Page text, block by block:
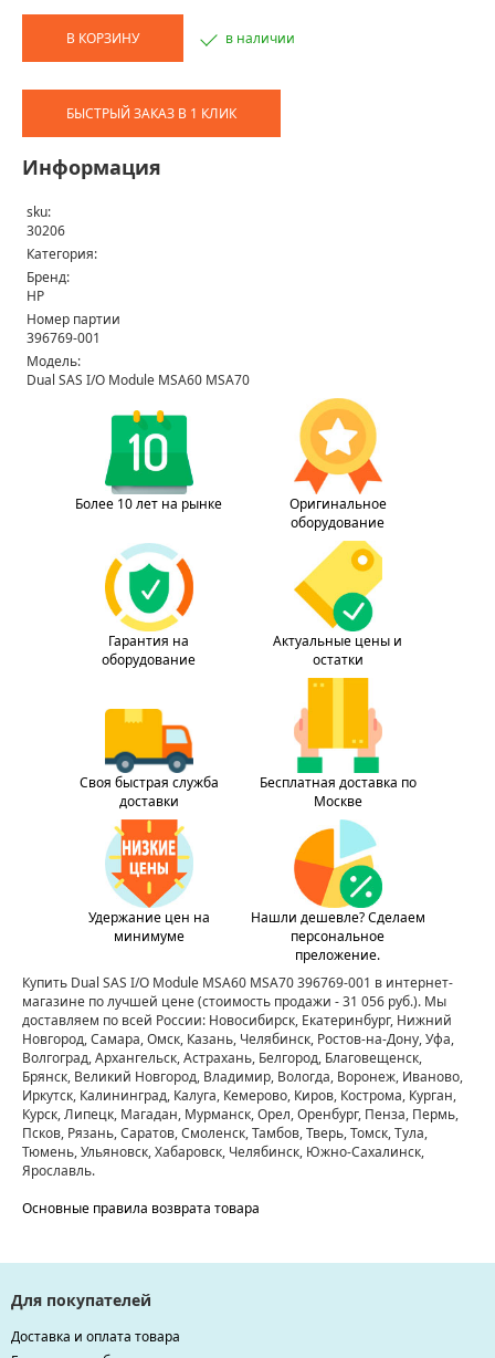
В КОРЗИНУ в наличии
БЫСТРЫЙ ЗАКАЗ В 1 КЛИК
Информация
sku:
30206
Категория:
Бренд:
HP
Номер партии
396769-001
Модель:
Dual SAS I/O Module MSA60 MSA70
Более 10 лет на рынке
Оригинальное
оборудование
Гарантия на
оборудование
Актуальные цены и
остатки
Своя быстрая служба
доставки
Бесплатная доставка по
Москве
Удержание цен на
минимуме
Нашли дешевле? Сделаем
персональное
преложение.
Купить Dual SAS I/O Module MSA60 MSA70 396769-001 в интернет-
магазине по лучшей цене(стоимость продажи - 31 056 руб.). Мы
доставляем по всей России: Новосибирск, Екатеринбург, Нижний
Новгород, Самара, Омск, Казань, Челябинск, Ростов-на-Дону, Уфа,
Волгоград, Архангельск, Астрахань, Белгород, Благовещенск,
Брянск, Великий Новгород, Владимир, Вологда, Воронеж, Иваново,
Иркутск, Калининград, Калуга, Кемерово, Киров, Кострома, Курган,
Курск, Липецк, Магадан, Мурманск, Орел, Оренбург, Пенза, Пермь,
Псков, Рязань, Саратов, Смоленск, Тамбов, Тверь, Томск, Тула,
Тюмень, Ульяновск, Хабаровск, Челябинск, Южно-Сахалинск,
Ярославль.
Основные правила возврата товара
Для покупателей
Доставка и оплата товара